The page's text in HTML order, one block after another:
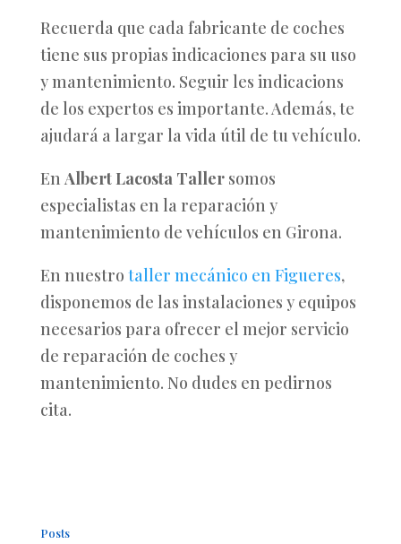
Recuerda que cada fabricante de coches
tiene sus propias indicaciones para su uso
y mantenimiento. Seguir les indicacions
de los expertos es importante. Además, te
ajudará a largar la vida útil de tu vehículo.
En Albert Lacosta Tallersomos
especialistas en la reparación y
mantenimiento de vehículos en Girona.
En nuestro taller mecánico en Figueres,
disponemos de las instalaciones y equipos
necesarios para ofrecer el mejor servicio
de reparación de coches y
mantenimiento. No dudes en pedirnos
cita.
Posts